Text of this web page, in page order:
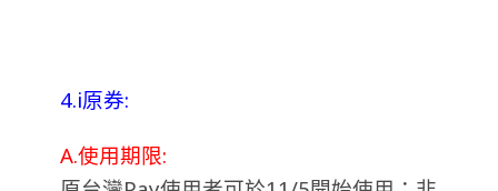
4.i原券:
A.使用期限: